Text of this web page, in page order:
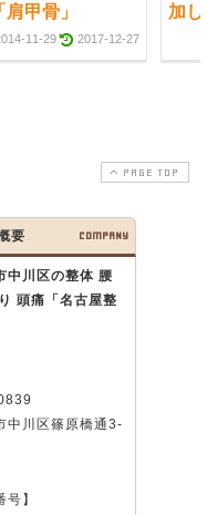
甲骨」
11-29 2017-12-27
加
PAGE TOP
要 COMPANY
中川区の整体 腰
頭痛 「名古屋整
中川区篠原橋通3-
号】